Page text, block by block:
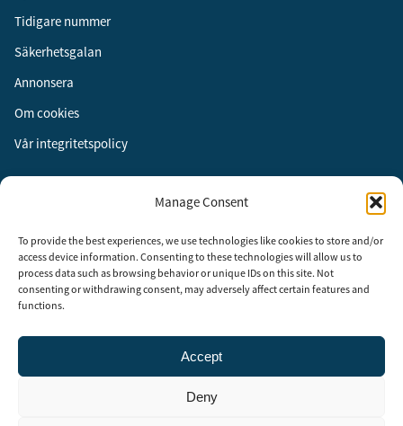
Manage Consent
To provide the best experiences, we use technologies like cookies to store and/or
access device information. Consenting to these technologies will allow us to
process data such as browsing behavior or unique IDs on this site. Not
consenting or withdrawing consent, may adversely affect certain features and
functions.
Accept
Deny
Tidigare nummer
Säkerhetsgalan
Annonsera
Om cookies
Vår integritetspolicy
Instagram
LinkedIn
Säkerhet år 2003 för att stimulera, utveckla och informera om